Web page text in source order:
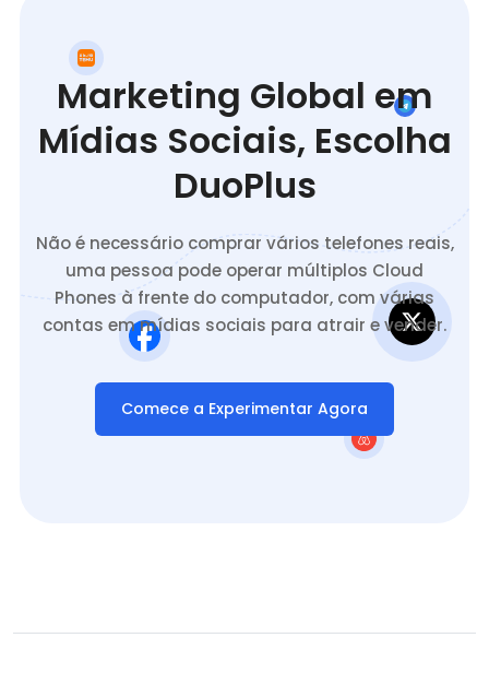
Marketing Global em
Mídias Sociais, Escolha
DuoPlus
Não é necessário comprar vários telefones reais,
uma pessoa pode operar múltiplos Cloud
Phones à frente do computador, com várias
contas em mídias sociais para atrair e vender.
Comece a Experimentar Agora